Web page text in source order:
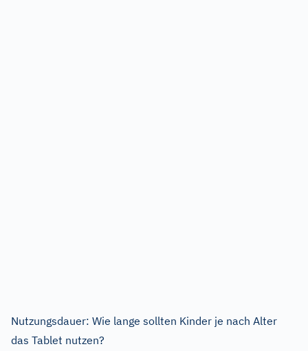
Nutzungsdauer: Wie lange sollten Kinder je nach Alter
das Tablet nutzen?